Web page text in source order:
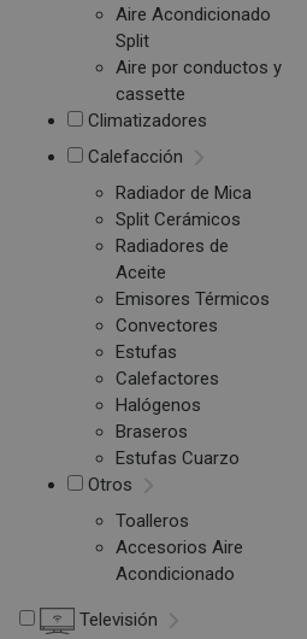
Aire Acondicionado
Split
Aire por conductos y
cassette
Climatizadores
Calefacción
Radiador de Mica
Split Cerámicos
Radiadores de
Aceite
Emisores Térmicos
Convectores
Estufas
Calefactores
Halógenos
Braseros
Estufas Cuarzo
Otros
Toalleros
Accesorios Aire
Acondicionado
Televisión